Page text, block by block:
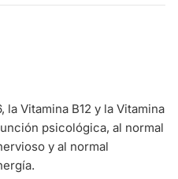
la Vitamina B12 y la Vitamina
psicológica, al normal
y al normal